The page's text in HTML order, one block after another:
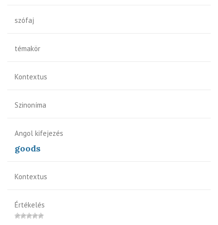
szófaj
témakör
Kontextus
Szinoníma
Angol kifejezés
goods
Kontextus
Értékelés